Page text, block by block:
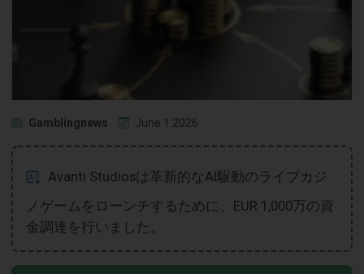
Gamblingnews June 1 2026
Avanti Studiosは革新的なAI駆動のライブカジ
ノゲームをローンチするために、EUR 1,000万の資
金調達を行いました。